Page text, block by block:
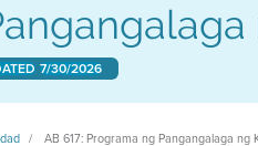
7/30/2026
AB 617: Programa ng Pangangalaga ng